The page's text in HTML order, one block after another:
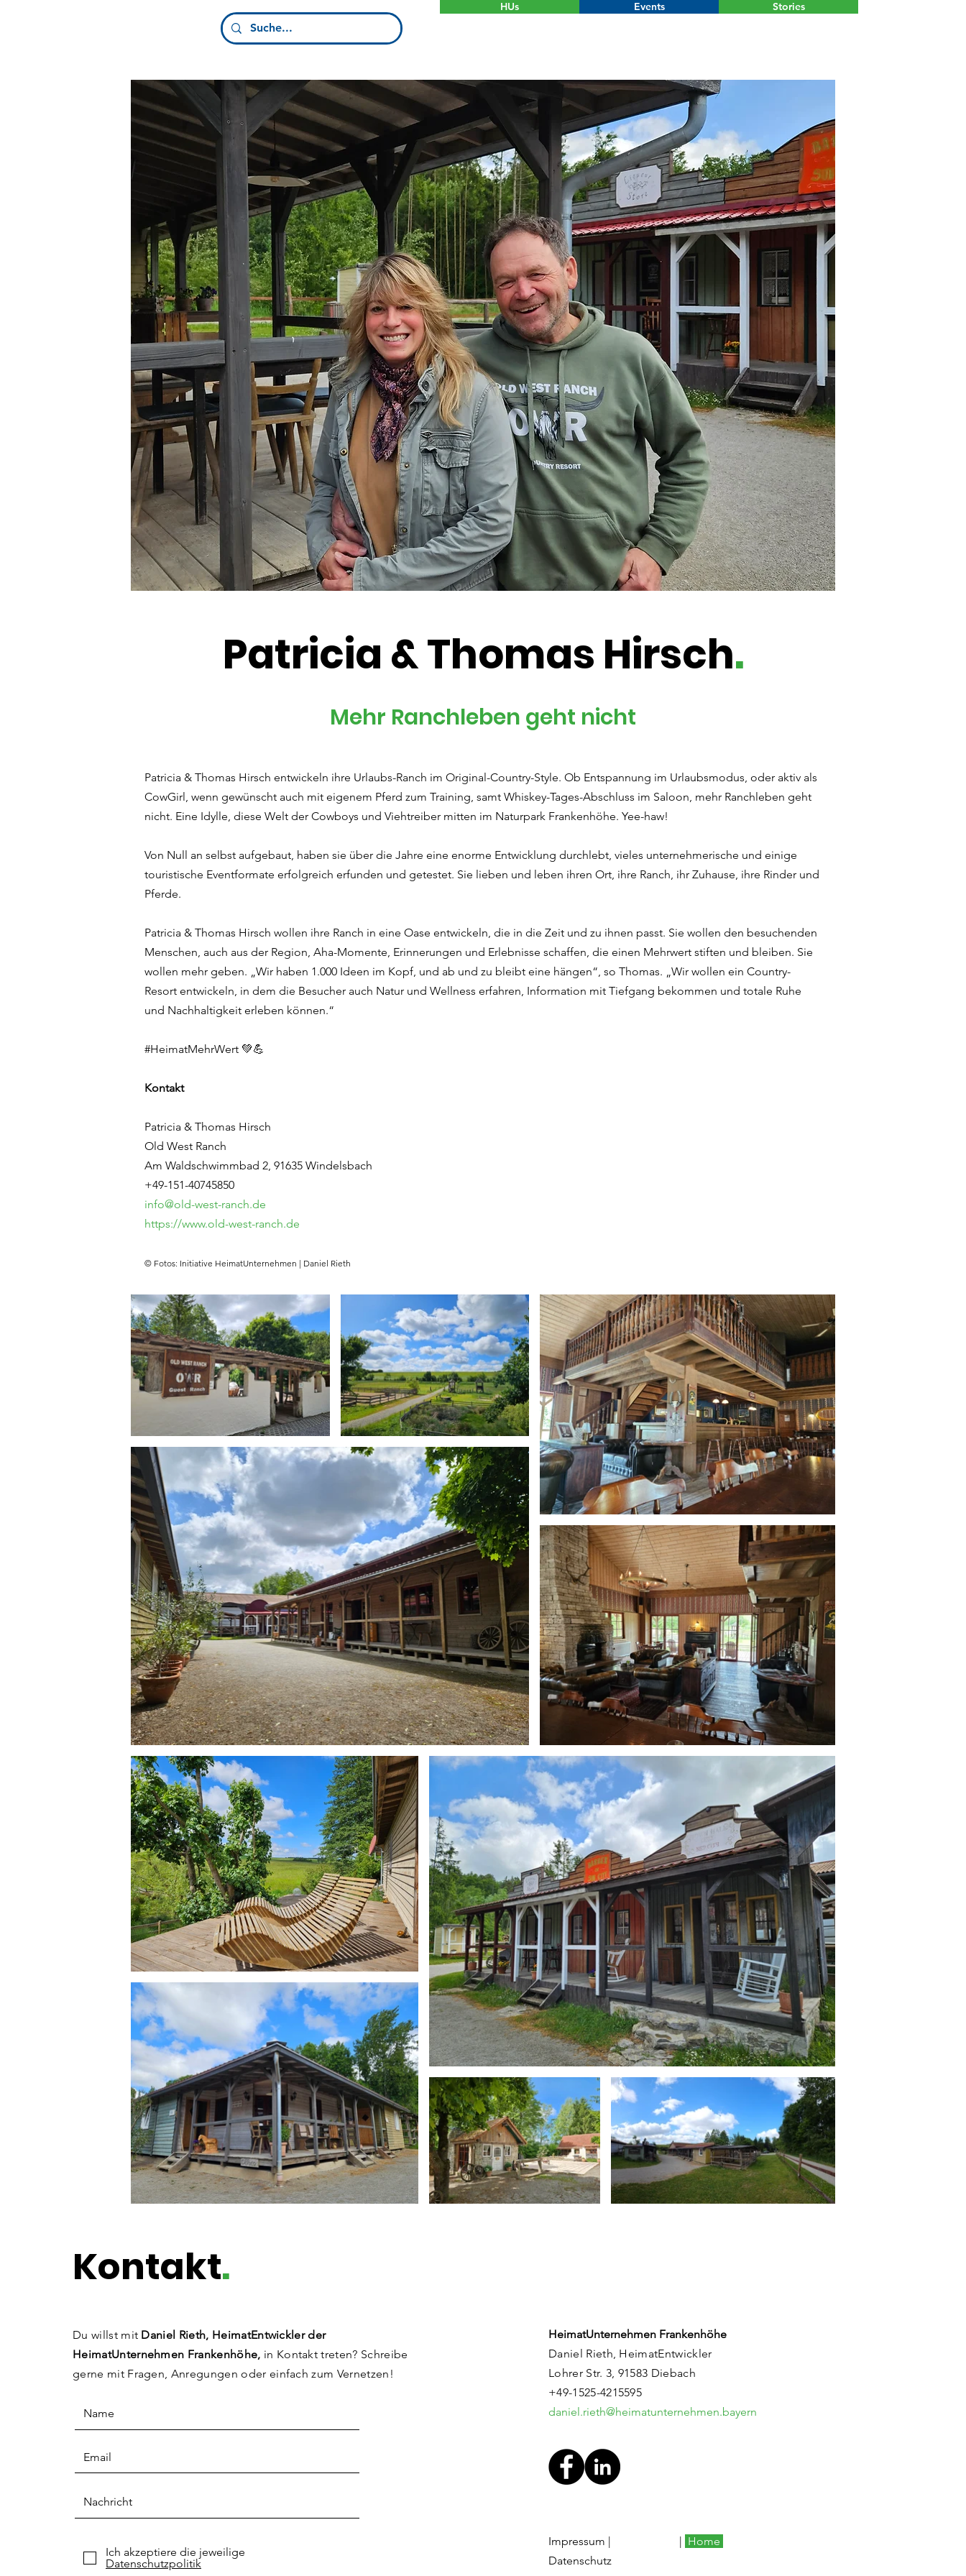
HUs Events Stories
Patricia & Thomas Hirsch.
Mehr Ranchleben geht nicht
Patricia & Thomas Hirsch entwickeln ihre Urlaubs-Ranch im Original-Country-Style. Ob Entspannung im Urlaubsmodus, oder aktiv als
CowGirl, wenn gewünscht auch mit eigenem Pferd zum Training, samt Whiskey-Tages-Abschluss im Saloon, mehr Ranchleben geht
nicht. Eine Idylle, diese Welt der Cowboys und Viehtreiber mitten im Naturpark Frankenhöhe. Yee-haw!
Von Null an selbst aufgebaut, haben sie über die Jahre eine enorme Entwicklung durchlebt, vieles unternehmerische und einige
touristische Eventformate erfolgreich erfunden und getestet. Sie lieben und leben ihren Ort, ihre Ranch, ihr Zuhause, ihre Rinder und
Pferde.
Patricia & Thomas Hirsch wollen ihre Ranch in eine Oase entwickeln, die in die Zeit und zu ihnen passt. Sie wollen den besuchenden
Menschen, auch aus der Region, Aha-Momente, Erinnerungen und Erlebnisse schaffen, die einen Mehrwert stiften und bleiben. Sie
wollen mehr geben. „Wir haben 1.000 Ideen im Kopf, und ab und zu bleibt eine hängen“, so Thomas. „Wir wollen ein Country-
Resort entwickeln, in dem die Besucher auch Natur und Wellness erfahren, Information mit Tiefgang bekommen und totale Ruhe
und Nachhaltigkeit erleben können.“
#HeimatMehrWert 💚💪
Kontakt
Patricia & Thomas Hirsch
Old West Ranch
Am Waldschwimmbad 2, 91635 Windelsbach
+49-151-40745850
info@old-west-ranch.de
https://www.old-west-ranch.de
© Fotos: Initiative HeimatUnternehmen | Daniel Rieth
Kontakt.
Du willst mit Daniel Rieth, HeimatEntwickler der
HeimatUnternehmen Frankenhöhe, in Kontakt treten? Schreibe
gerne mit Fragen, Anregungenoder einfach zum Vernetzen!
Ich akzeptiere die jeweilige
Datenschutzpolitik
HeimatUnternehmen Frankenhöhe
Daniel Rieth, HeimatEntwickler
Lohrer Str. 3, 91583 Diebach
+49-1525-4215595
daniel.rieth@heimatunternehmen.bayern
Impressum |
Datenschutz
| Home